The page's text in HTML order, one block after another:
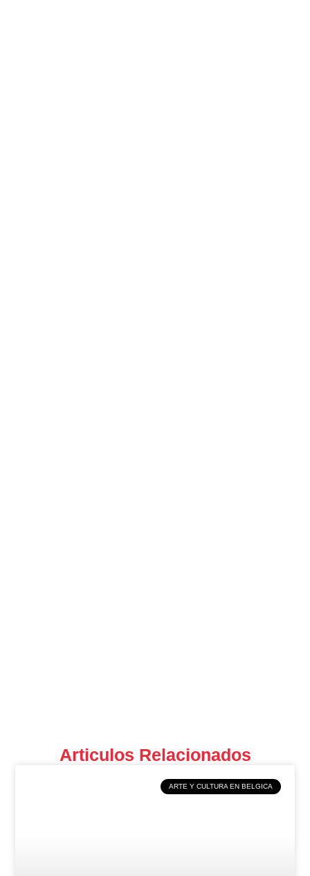
Articulos Relacionados
ARTE Y CULTURA EN BELGICA